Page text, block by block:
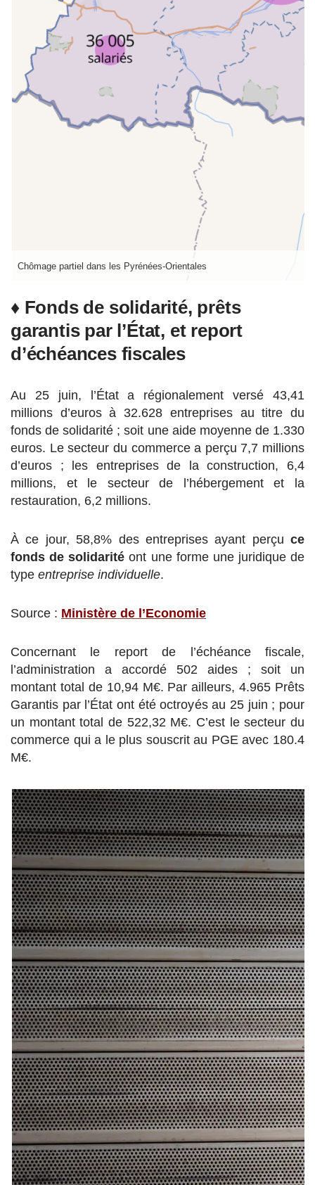
Chômage partiel dans les Pyrénées-Orientales
♦ Fonds de solidarité, prêts
garantis par l’État, et report
d’échéances fiscales
Au 25 juin, l’État a régionalement versé 43,41
millions d’euros à 32.628 entreprises au titre du
fonds de solidarité ; soit une aide moyenne de 1.330
euros. Le secteur du commerce a perçu 7,7 millions
d’euros ; les entreprises de la construction, 6,4
millions, et le secteur de l’hébergement et la
restauration, 6,2 millions.
À ce jour, 58,8% des entreprises ayant perçu ce
fonds de solidarité ont une forme une juridique de
type entreprise individuelle.
Source : Ministère de l’Economie
Concernant le report de l’échéance fiscale,
l’administration a accordé 502 aides ; soit un
montant total de 10,94 M€. Par ailleurs, 4.965 Prêts
Garantis par l’État ont été octroyés au 25 juin ; pour
un montant total de 522,32 M€. C’est le secteur du
commerce qui a le plus souscrit au PGE avec 180.4
M€.